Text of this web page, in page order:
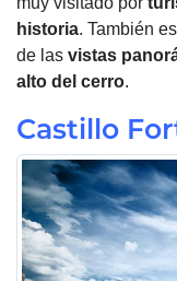
historia. También
de las vistas
alto del cerro.
Castillo